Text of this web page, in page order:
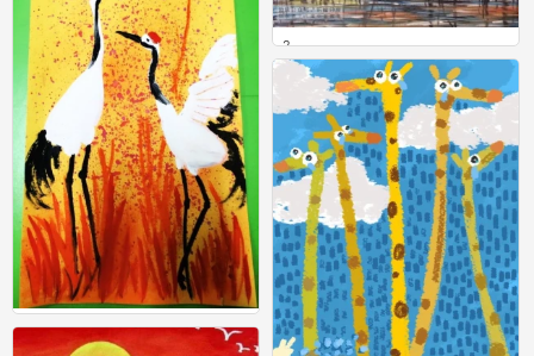
2
0
二
0